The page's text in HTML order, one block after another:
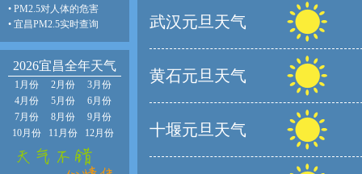
• PM2.5对人体的危害
• 宜昌PM2.5实时查询
2026宜昌全年天气
1月份 2月份
3月份
4月份
5月份
6月份
7月份
8月份
9月份
10月份
11月份 12月份
武汉元旦天气
黄石元旦天气
十堰元旦天气